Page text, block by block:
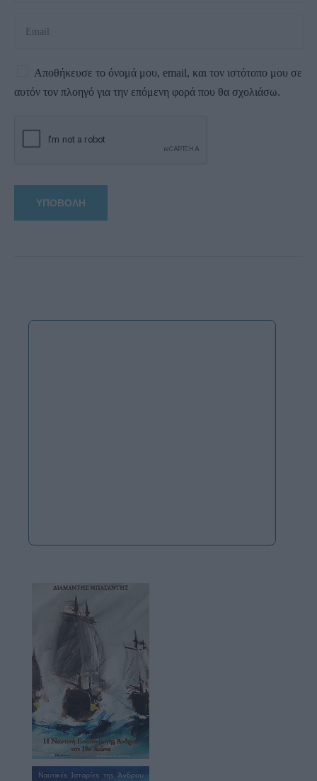
Αποθήκευσε το όνομά μου, email, και τον ιστότοπο μου σε
αυτόν τον πλοηγό για την επόμενη φορά που θα σχολιάσω.